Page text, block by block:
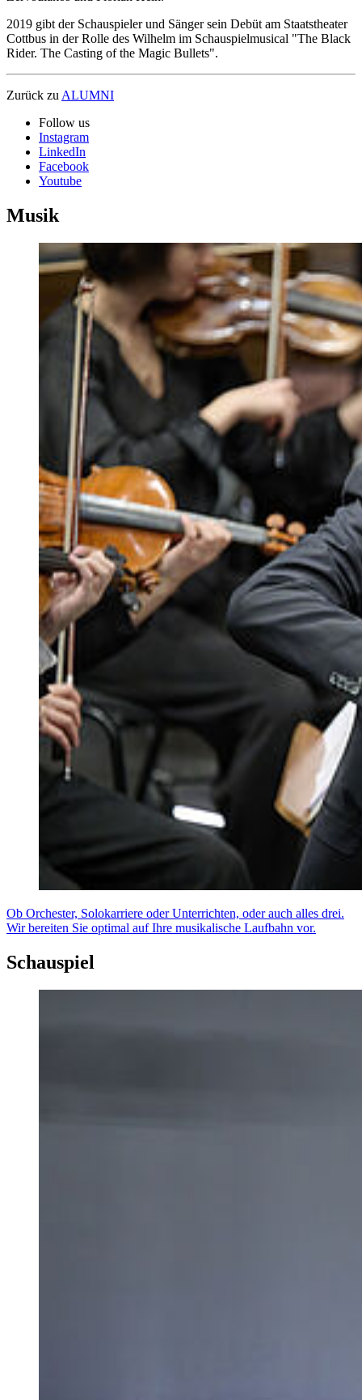
2019 gibt der Schauspieler und Sänger sein Debüt am Staatstheater
Cottbus in der Rolle des Wilhelm im Schauspielmusical "The Black
Rider. The Casting of the Magic Bullets".
Zurück zuALUMNI
Follow us
Instagram
LinkedIn
Facebook
Youtube
Musik
Ob Orchester, Solokarriere oder Unterrichten, oder auch alles drei.
Wir bereiten Sie optimal auf Ihre musikalische Laufbahn vor.
Schauspiel